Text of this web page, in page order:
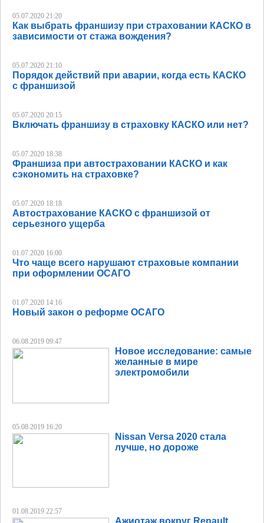
05.07.2020 21:20
Как выбрать франшизу при страховании КАСКО в
зависимости от стажа вождения?
05.07.2020 21:10
Порядок действий при аварии, когда есть КАСКО
с франшизой
05.07.2020 20:15
Включать франшизу в страховку КАСКО или нет?
05.07.2020 18:38
Франшиза при автостраховании КАСКО и как
сэкономить на страховке?
05.07.2020 18:18
Автострахование КАСКО с франшизой от
серьезного ущерба
01.07.2020 16:00
Что чаще всего нарушают страховые компании
при оформлении ОСАГО
01.07.2020 14:16
Новый закон о реформе ОСАГО
06.08.2019 09:47
Новое исследование: самые
желанные в мире
электромобили
05.08.2019 16:20
Nissan Versa 2020 стала
лучше, но дороже
01.08.2019 22:57